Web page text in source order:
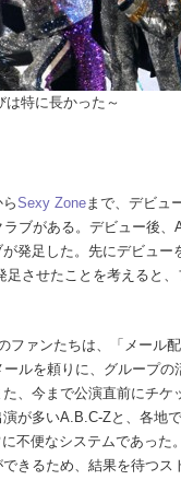
は特に長かった～
Sexy Zoneまで、デビュ
ブがある。デビュー後、
発足した。先にデビュー
させたことを考えると、
ファンたちは、「メール
ルを頼りに、グループの
、今まで公演直前にチケ
が多いA.B.C-Zと、各地
不便なシステムであった
きるため、結果を待つス